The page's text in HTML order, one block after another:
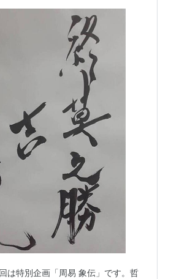
は特別企画「周易 象伝」です。哲